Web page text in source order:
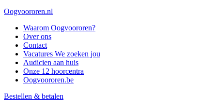
Oogvoororen.nl
Waarom Oogvoororen?
Over ons
Contact
Vacatures We zoeken jou
Audicien aan huis
Onze 12 hoorcentra
Oogvoororen.be
Bestellen & betalen